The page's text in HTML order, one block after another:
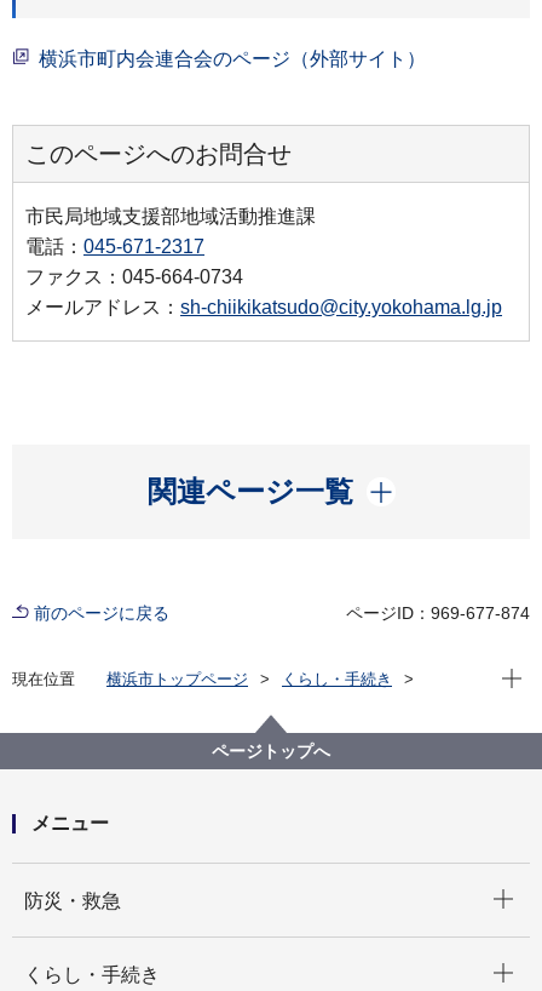
横浜市町内会連合会のページ（外部サイト）
このページへのお問合せ
市民局地域支援部地域活動推進課
電話： 045-671-2317
ファクス：045-664-0734
メールアドレス： sh-chiikikatsudo@city.yokohama.lg.jp
関連ページ一覧
開く
前のページに戻る ページID：969-677-874
現在位置 横浜市トップページ
くらし・手続き
自治会町内会への加入促進
現在
ページトップへ
メニュー
防災・救急
くらし・手続き